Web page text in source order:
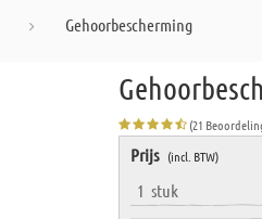
Gehoorbescherming
(21
Prijs (incl. BTW)
1stuk